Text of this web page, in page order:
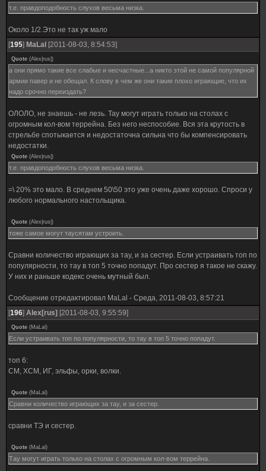
т.е. правдоподобность слухов весьма низка.
Около 1/2.Это не так уж мало
[195] MaLal [2011-08-03, 8:54:53]
Quote (Alex|rus| )
а они прямо такие все слабые и несчастные...а никто этой не самой популярной
армии павер и не обещал. К слову в чем же они такие плохо играющие, что их
надо срочно переиздать?
ОЛОЛО, не знаешь - не лезь. Тау могут играть только на столах с
огромным кол-вом террейна. Без него неспособие. Вся эта крутость в
стрельбе спотыкается и недостаточна сильна что бы компенсировать
недостатки.
Quote (Alex|rus| )
т.е. правдоподобность слухов весьма низка.
=\ 20% это мало. В среднем 50\50 это уже очень даже хорошо. Спроси у
любого нормального настольщика.
Quote (Alex|rus| )
тоже самое могут таусятам устроить.
Сравни количество играющих за тау, и за сестер. Если устраивать топ по
популярности, то тау в топ 5 точно попадут. Про сестер я такое не скажу.
У них и раньше кодекс очень мутный был.
Сообщение отредактировал MaLal - Среда, 2011-08-03, 8:57:21
[196] Alex[rus] [2011-08-03, 9:55:59]
Quote (MaLal )
Если устраивать топ по популярности, то тау в топ 5 точно попадут.
топ 6:
СМ, ХСМ, ИГ, эльфы, орки, волки.
Quote (MaLal )
Сравни количество играющих за тау, и за сестер.
сравни ТЭ и сестер.
Quote (MaLal )
Тау могут играть только на столах с огромным кол-вом террейна.